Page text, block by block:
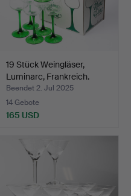
19 Stück Weingläser,
Luminarc, Frankreich.
Beendet 2. Jul 2025
14 Gebote
165 USD